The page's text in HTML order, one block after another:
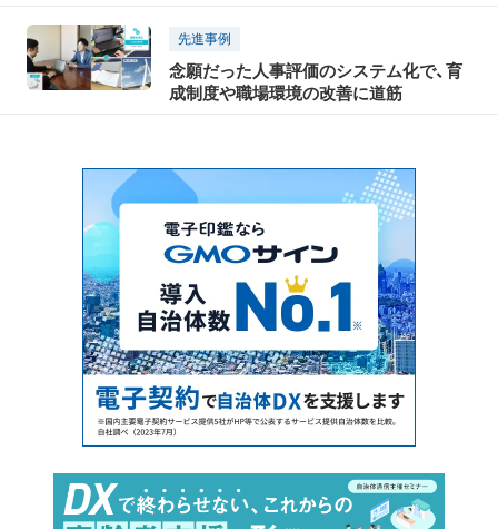
先進事例
念願だった人事評価のシステム化で、育
成制度や職場環境の改善に道筋